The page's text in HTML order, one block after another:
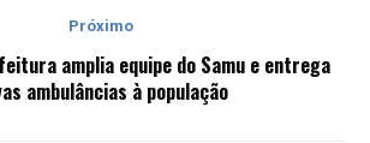
Próximo
amplia equipe do Samu e entrega
ambulâncias à população